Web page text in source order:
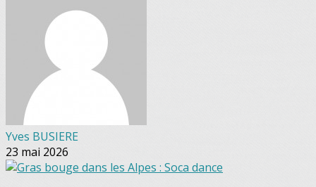
Yves BUSIERE
23 mai 2026